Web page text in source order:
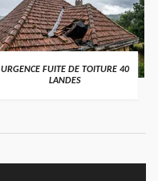
URGENCE FUITE DE TOITURE 40
LANDES